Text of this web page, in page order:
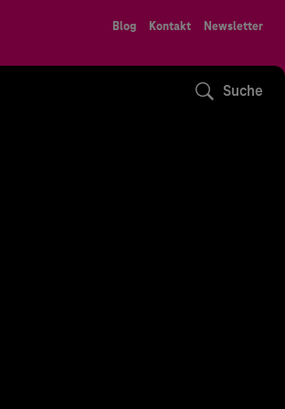
Blog Kontakt Newsletter
Suche